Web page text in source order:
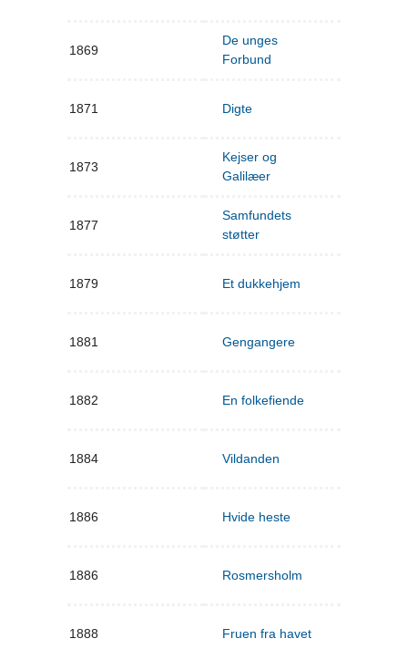
1869
De unges
Forbund
1871 Digte
1873
Kejser og
Galilæer
1877
Samfundets
støtter
1879 Et dukkehjem
1881 Gengangere
1882 En folkefiende
1884 Vildanden
1886 Hvide heste
1886 Rosmersholm
1888 Fruen fra havet